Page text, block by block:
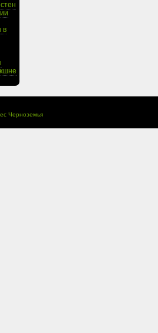
в
Черноземья